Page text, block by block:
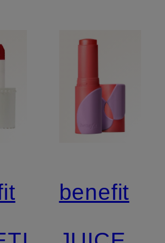
benefit